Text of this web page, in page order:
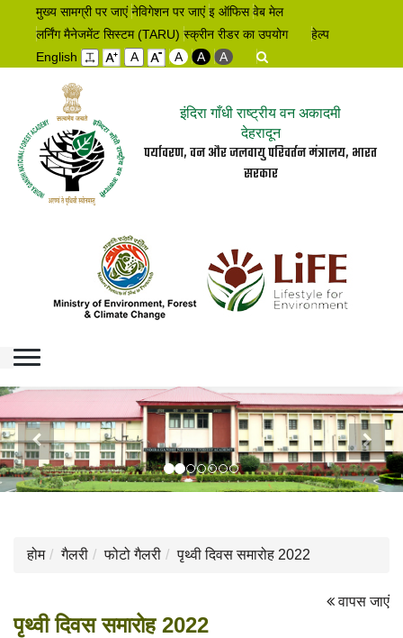
मुख्य सामग्री पर जाएं नेविगेशन पर जाएं इ ऑफिस वेब मेल
लर्निंग मैनेजमेंट सिस्टम (TARU) स्क्रीन रीडर का उपयोग
हेल्प
English
A A A A
इंदिरा गाँधी राष्ट्रीय वन अकादमी
देहरादून
पर्यावरण, वन और जलवायु परिवर्तन मंत्रालय, भारत
सरकार
Previous Next
होम गैलरी फोटो गैलरी पृथ्वी दिवस समारोह 2022
वापस जाएं
पृथ्वी दिवस समारोह 2022